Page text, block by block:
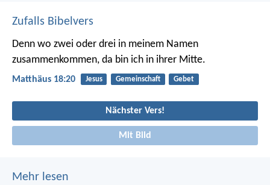
Zufalls Bibelvers
Denn wo zwei oder drei in meinem Namen
zusammenkommen, da bin ich in ihrer Mitte.
Matthäus 18:20 Jesus Gemeinschaft Gebet
Nächster Vers!
Mit Bild
Mehr lesen